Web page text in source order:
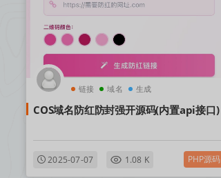
链接 域名 生成
COS域名防红防封强开源码(内置api接口)
2025-07-07 1.08 K PHP源码